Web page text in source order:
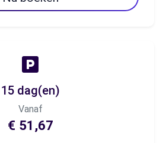
15 dag(en)
Vanaf
€ 51,67